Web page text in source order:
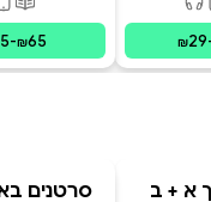
זמינים
מודפס,
₪29
-₪65
א + ב סרטנים